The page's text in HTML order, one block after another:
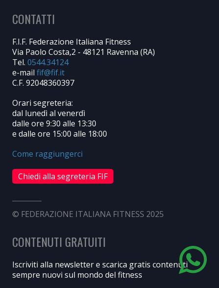
CONTATTI
F.I.F. Federazione Italiana Fitness
Via Paolo Costa,2 - 48121 Ravenna (RA)
Tel. 0544.34124
e-mail
C.F. 92048360397
Orari segreteria:
dal lunedì al venerdì
dalle ore 9:30 alle 13:30
e dalle ore 15:00 alle 18:00
Come raggiungerci
Chiedi alla segreteria FIF
© FEDERAZIONE ITALIANA FITNESS 2025
CONTENUTI GRATUITI
Iscriviti alla newsletter e scarica gratis contenuti
sempre nuovi sul mondo del fitness